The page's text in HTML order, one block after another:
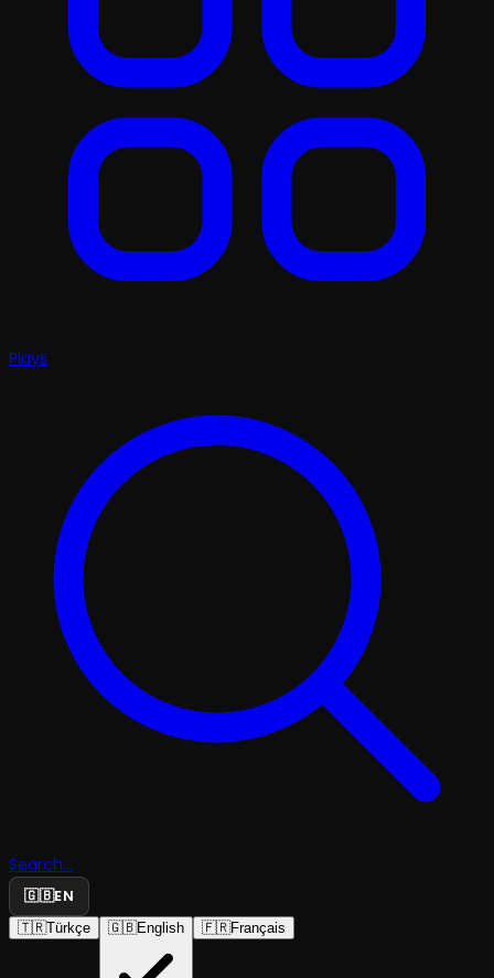
Plays
Search...
🇬🇧EN
🇹🇷Türkçe 🇬🇧English 🇫🇷Français